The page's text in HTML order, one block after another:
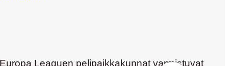
Leaguen pelipaikkakunnat varmistuvat